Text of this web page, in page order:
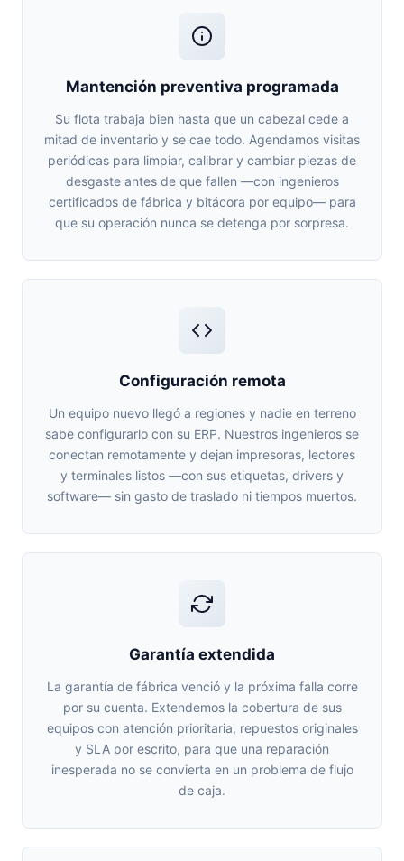
Mantención preventiva programada
Su flota trabaja bien hasta que un cabezal cede a
mitad de inventario y se cae todo. Agendamos visitas
periódicas para limpiar, calibrar y cambiar piezas de
desgaste antes de que fallen —con ingenieros
certificados de fábrica y bitácora por equipo— para
que su operación nunca se detenga por sorpresa.
Configuración remota
Un equipo nuevo llegó a regiones y nadie en terreno
sabe configurarlo con su ERP. Nuestros ingenieros se
conectan remotamente y dejan impresoras, lectores
y terminales listos —con sus etiquetas, drivers y
software— sin gasto de traslado ni tiempos muertos.
Garantía extendida
La garantía de fábrica venció y la próxima falla corre
por su cuenta. Extendemos la cobertura de sus
equipos con atención prioritaria, repuestos originales
y SLA por escrito, para que una reparación
inesperada no se convierta en un problema de flujo
de caja.